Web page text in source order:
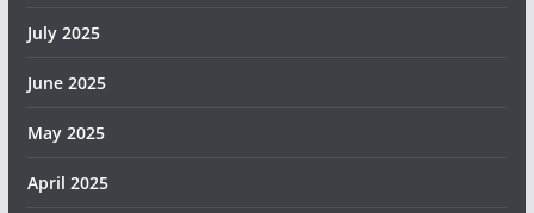
July 2025
June 2025
May 2025
April 2025